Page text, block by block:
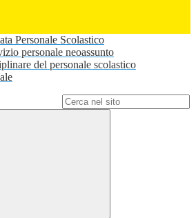
Personale Scolastico
personale neoassunto
del personale scolastico